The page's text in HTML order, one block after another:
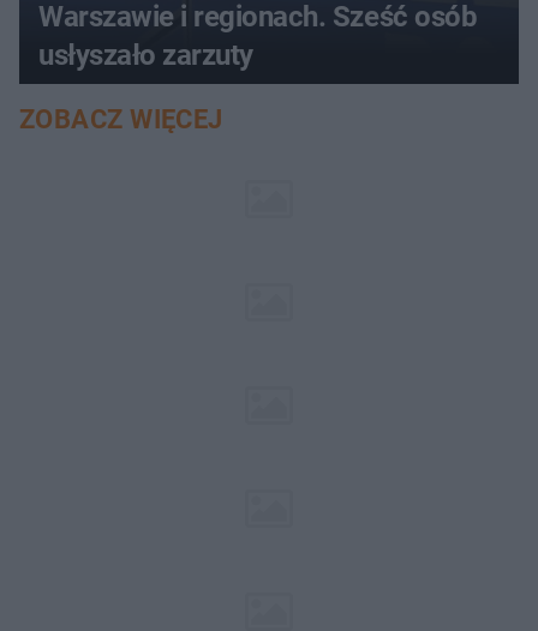
Warszawie i regionach. Sześć osób
usłyszało zarzuty
ZOBACZ WIĘCEJ